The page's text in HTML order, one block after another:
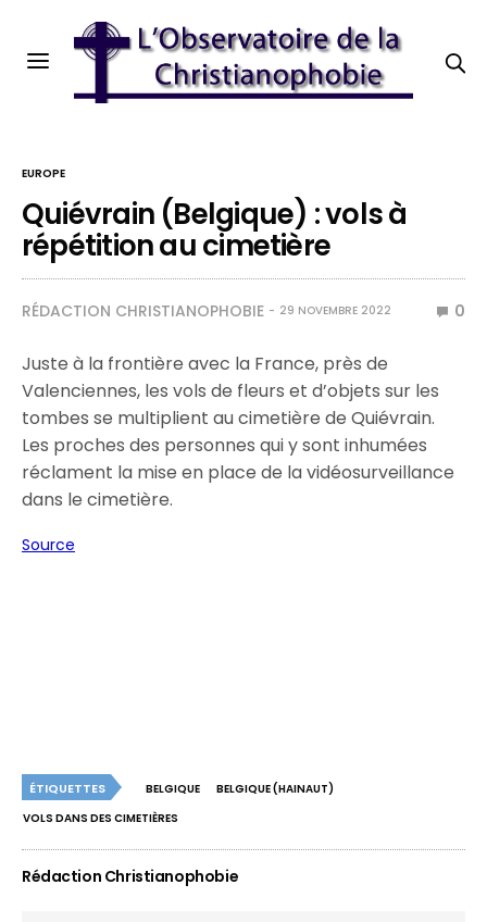
EUROPE
Quiévrain (Belgique) : vols à
répétition au cimetière
RÉDACTION CHRISTIANOPHOBIE 29 NOVEMBRE 2022 0
Juste à la frontière avec la France, près de
Valenciennes, les vols de fleurs et d’objets sur les
tombes se multiplient au cimetière de Quiévrain.
Les proches des personnes qui y sont inhumées
réclament la mise en place de la vidéosurveillance
dans le cimetière.
Source
ÉTIQUETTES BELGIQUE
BELGIQUE (HAINAUT)
VOLS DANS DES CIMETIÈRES
Rédaction Christianophobie